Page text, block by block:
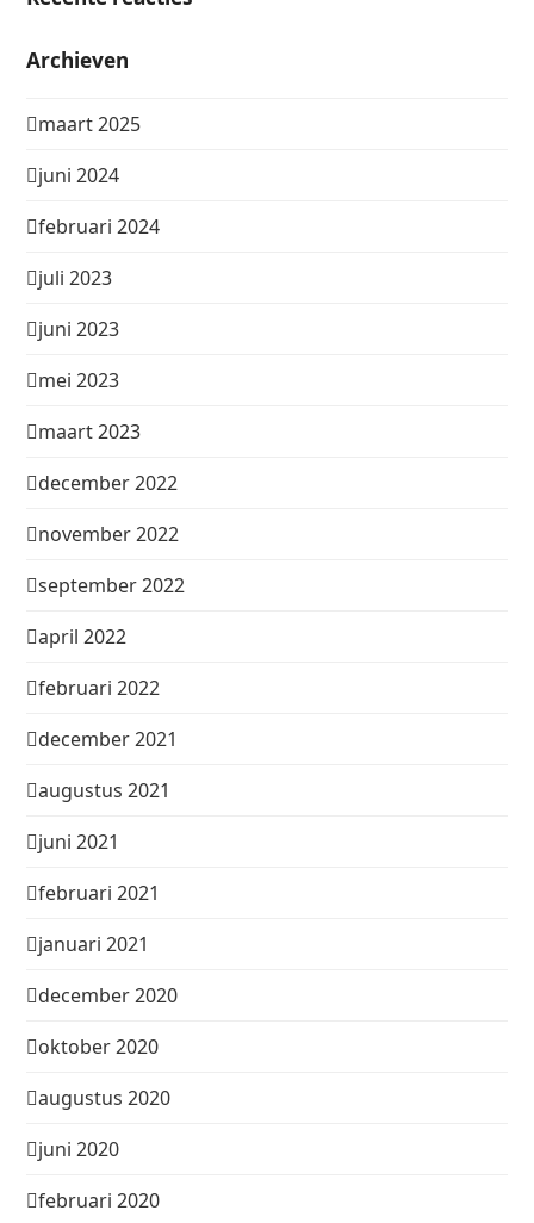
Archieven
maart 2025
juni 2024
februari 2024
juli 2023
juni 2023
mei 2023
maart 2023
december 2022
november 2022
september 2022
april 2022
februari 2022
december 2021
augustus 2021
juni 2021
februari 2021
januari 2021
december 2020
oktober 2020
augustus 2020
juni 2020
februari 2020